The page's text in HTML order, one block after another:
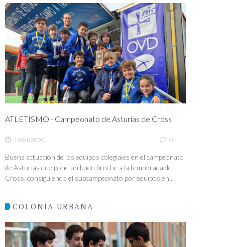
ATLETISMO - Campeonato de Asturias de Cross
18 feb 2020 0
Buena actuación de los equipos colegiales en el campeonato
de Asturias que pone un buen broche a la temporada de
Cross, consiguiendo el subcampeonato por equipos en...
COLONIA URBANA